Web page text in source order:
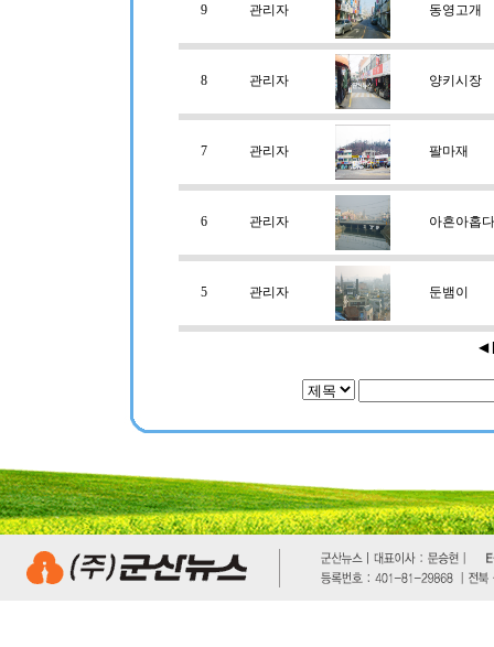
9 관리자 동영고개
8 관리자 양키시장
7 관리자 팔마재
6 관리자 아흔아홉
5 관리자 둔뱀이
◀